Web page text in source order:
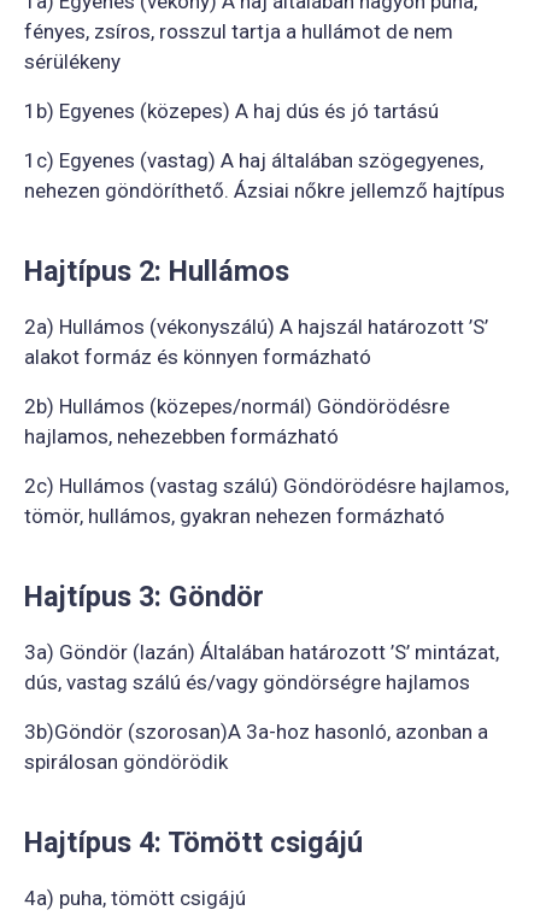
fényes, zsíros, rosszul tartja a hullámot de nem
sérülékeny
1b) Egyenes (közepes) A haj dús és jó tartású
1c) Egyenes (vastag) A haj általában szögegyenes,
nehezen göndöríthető. Ázsiai nőkre jellemző hajtípus
Hajtípus 2: Hullámos
2a) Hullámos (vékonyszálú) A hajszál határozott ’S’
alakot formáz és könnyen formázható
2b) Hullámos (közepes/normál) Göndörödésre
hajlamos, nehezebben formázható
2c) Hullámos (vastag szálú) Göndörödésre hajlamos,
tömör, hullámos, gyakran nehezen formázható
Hajtípus 3: Göndör
3a) Göndör (lazán) Általában határozott ’S’ mintázat,
dús, vastag szálú és/vagy göndörségre hajlamos
3b)Göndör (szorosan)A 3a-hoz hasonló, azonban a
spirálosan göndörödik
Hajtípus 4: Tömött csigájú
4a) puha, tömött csigájú